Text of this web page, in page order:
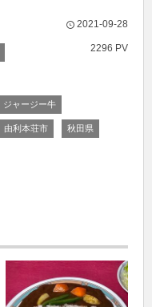
2021-09-28
2296 PV
ジャージー牛
由利本荘市 秋田県